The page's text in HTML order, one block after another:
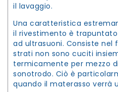
il lavaggio.
Una caratteristica
il rivestimento è
ad ultrasuoni. Consiste nel
strati non sono cuciti
termicamente per mezzo
sonotrodo. Ciò è
quando il materasso verrà